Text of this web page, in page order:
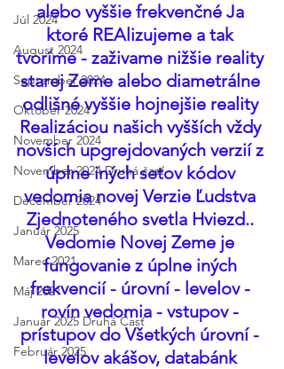
Júl 2024
August 2024
September 2024
Október 2024
November 2024
November 2024 Druhá časť
December 2024
Január 2025
Marec 2021
Máj 2021
Január 2025 Druhá Časť
Február 2025
alebo vyššie frekvenčné Ja
ktoré REAlizujeme a tak
tvoríme - zaživame nižšie reality
starej Zeme alebo diametrálne
odlišné vyššie hojnejšie reality
Realizáciou našich vyšších vždy
novších upgrejdovaných verzií z
úplne iných setov kódov
vedomia novej Verzie Ľudstva
Zjednoteného svetla Hviezd..
Vedomie Novej Zeme je
fungovanie z úplne iných
frekvencií - úrovní - levelov -
rovín vedomia - vstupov -
prístupov do Všetkých úrovní -
levelov akášov, databánk